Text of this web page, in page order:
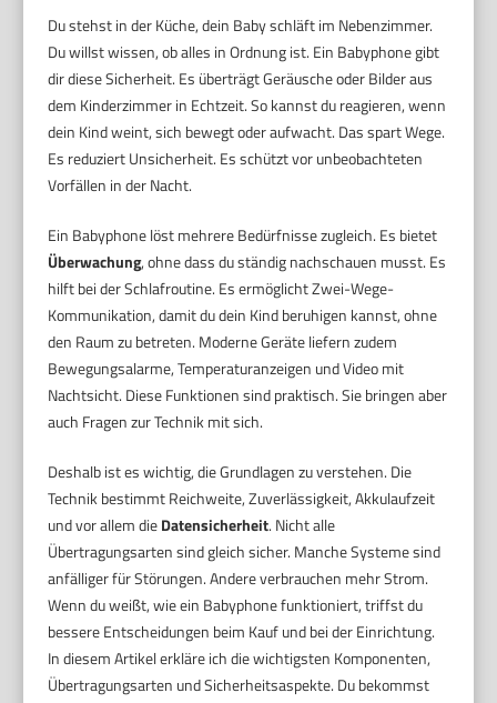
Du stehst in der Küche, dein Baby schläft im Nebenzimmer.
Du willst wissen, ob alles in Ordnung ist. Ein Babyphone gibt
dir diese Sicherheit. Es überträgt Geräusche oder Bilder aus
dem Kinderzimmer in Echtzeit. So kannst du reagieren, wenn
dein Kind weint, sich bewegt oder aufwacht. Das spart Wege.
Es reduziert Unsicherheit. Es schützt vor unbeobachteten
Vorfällen in der Nacht.
Ein Babyphone löst mehrere Bedürfnisse zugleich. Es bietet
Überwachung, ohne dass du ständig nachschauen musst. Es
hilft bei der Schlafroutine. Es ermöglicht Zwei-Wege-
Kommunikation, damit du dein Kind beruhigen kannst, ohne
den Raum zu betreten. Moderne Geräte liefern zudem
Bewegungsalarme, Temperaturanzeigen und Video mit
Nachtsicht. Diese Funktionen sind praktisch. Sie bringen aber
auch Fragen zur Technik mit sich.
Deshalb ist es wichtig, die Grundlagen zu verstehen. Die
Technik bestimmt Reichweite, Zuverlässigkeit, Akkulaufzeit
und vor allem dieDatensicherheit. Nicht alle
Übertragungsarten sind gleich sicher. Manche Systeme sind
anfälliger für Störungen. Andere verbrauchen mehr Strom.
Wenn du weißt, wie ein Babyphone funktioniert, triffst du
bessere Entscheidungen beim Kauf und bei der Einrichtung.
In diesem Artikel erkläre ich die wichtigsten Komponenten,
Übertragungsarten und Sicherheitsaspekte. Du bekommst